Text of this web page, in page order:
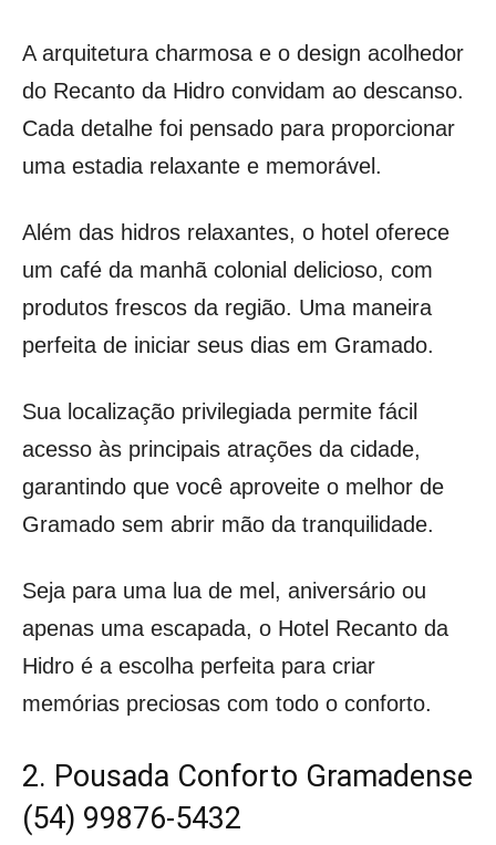
A arquitetura charmosa e o design acolhedor
do Recanto da Hidro convidam ao descanso.
Cada detalhe foi pensado para proporcionar
uma estadia relaxante e memorável.
Além das hidros relaxantes, o hotel oferece
um café da manhã colonial delicioso, com
produtos frescos da região. Uma maneira
perfeita de iniciar seus dias em Gramado.
Sua localização privilegiada permite fácil
acesso às principais atrações da cidade,
garantindo que você aproveite o melhor de
Gramado sem abrir mão da tranquilidade.
Seja para uma lua de mel, aniversário ou
apenas uma escapada, o Hotel Recanto da
Hidro é a escolha perfeita para criar
memórias preciosas com todo o conforto.
2. Pousada Conforto Gramadense
(54) 99876-5432